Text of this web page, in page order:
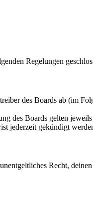
Regelungen
des Boards ab (im
des Boards gelten
jederzeit gekündigt
Recht,